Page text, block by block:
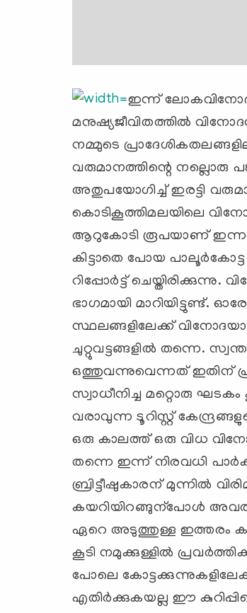
ഇന്ന്
മനുഷ്യജീവിതത്തില്‍
നമ്മുടെ
വരുമാനത്തിന്റെ നല്ലൊരു
അതുപയോഗിച്ച് ഇരട്ടി
കൊടികൂത്തിമലയിലെ
ആറുകോടി രൂപയാണ്
കിട്ടാതെ പോയ പാലൂര്‍കോട്ട
റിപ്പോര്‍ട്ട്
ഭാഗമായി മാറിയിട്ടുണ്ട്.
സ്ഥലങ്ങളിലേക്ക്
ചുറ്റുവട്ടങ്ങളില്‍ തന്നെ.
ഒത്തുവന്നുവെന്നത് ഇതിന്
സ്വാധീനിച്ച മറ്റൊരു
വരാവുന്ന ടൂറിസ്റ്റ്
ഒരു കാലത്ത് ഒരു വിധ
തന്നെ ഇന്ന് നിരവധി
ബ്രിട്ടീഷുകാരന് മുന്നില്‍
കയറിയിറങ്ങുന്പോള്‍
ഏറെ അടുത്തുള്ള ഇത്തരം
കൂടി നമുക്കുള്ളില്‍
പോലെ
എതിര്‍ക്കുകയല്ല ഈ